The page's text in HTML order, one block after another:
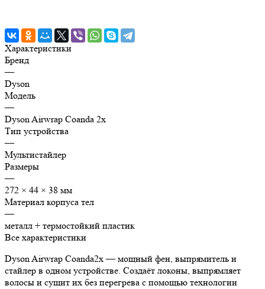
Характеристики
Бренд
—
Dyson
Модель
—
Dyson Airwrap Coanda 2x
Тип устройства
—
Мультистайлер
Размеры
—
272 × 44 × 38 мм
Материал корпуса тел
—
металл + термостойкий пластик
Все характеристики
Dyson Airwrap Coanda2x — мощный фен, выпрямитель и
стайлер в одном устройстве. Создаёт локоны, выпрямляет
волосы и сушит их без перегрева с помощью технологии